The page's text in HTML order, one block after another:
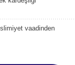
vaadinden